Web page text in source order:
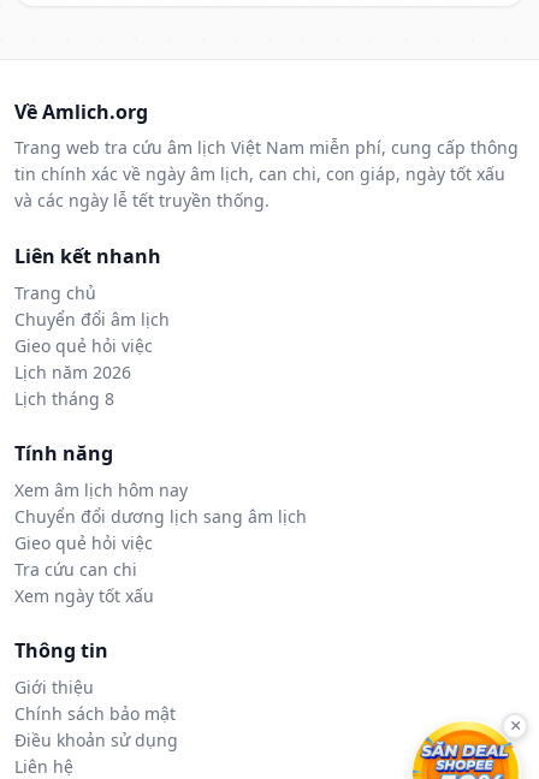
Về Amlich.org
Trang web tra cứu âm lịch Việt Nam miễn phí, cung cấp thông
tin chính xác về ngày âm lịch, can chi, con giáp, ngày tốt xấu
và các ngày lễ tết truyền thống.
Liên kết nhanh
Trang chủ
Chuyển đổi âm lịch
Gieo quẻ hỏi việc
Lịch năm 2026
Lịch tháng 8
Tính năng
Xem âm lịch hôm nay
Chuyển đổi dương lịch sang âm lịch
Gieo quẻ hỏi việc
Tra cứu can chi
Xem ngày tốt xấu
Thông tin
Giới thiệu
Chính sách bảo mật
Điều khoản sử dụng
Liên hệ
×